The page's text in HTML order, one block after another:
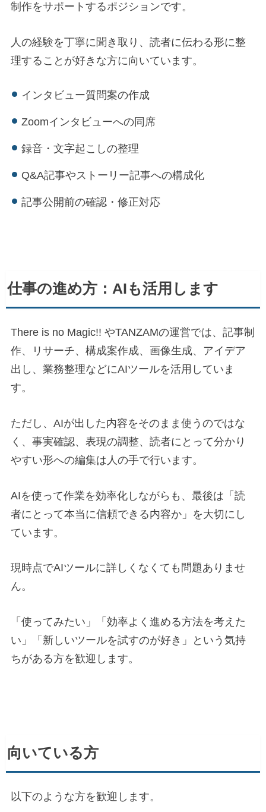
制作をサポートするポジションです。
人の経験を丁寧に聞き取り、読者に伝わる形に整
理することが好きな方に向いています。
インタビュー質問案の作成
Zoomインタビューへの同席
録音・文字起こしの整理
Q&A記事やストーリー記事への構成化
記事公開前の確認・修正対応
仕事の進め方：AIも活用します
There is no Magic!! やTANZAMの運営では、記事制
作、リサーチ、構成案作成、画像生成、アイデア
出し、業務整理などにAIツールを活用していま
す。
ただし、AIが出した内容をそのまま使うのではな
く、事実確認、表現の調整、読者にとって分かり
やすい形への編集は人の手で行います。
AIを使って作業を効率化しながらも、最後は「読
者にとって本当に信頼できる内容か」を大切にし
ています。
現時点でAIツールに詳しくなくても問題ありませ
ん。
「使ってみたい」「効率よく進める方法を考えた
い」「新しいツールを試すのが好き」という気持
ちがある方を歓迎します。
向いている方
以下のような方を歓迎します。